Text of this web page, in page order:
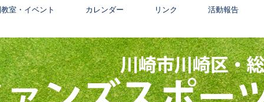
室・イベント カレンダー リンク 活動報告